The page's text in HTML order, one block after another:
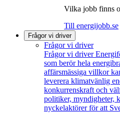
Vilka jobb finns
Till energijobb.se
Frågor vi driver
Frågor vi driver
Frågor vi driver
som berör hela
affärsmässiga villkor
leverera klimatvänlig
konkurrenskraft och
politiker, myndigheter,
nyckelaktörer för att